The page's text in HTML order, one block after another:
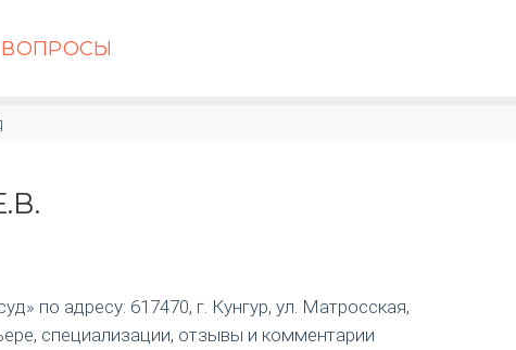
ВОПРОСЫ
по адресу: 617470, г. Кунгур, ул. Матросская,
специализации, отзывы и комментарии